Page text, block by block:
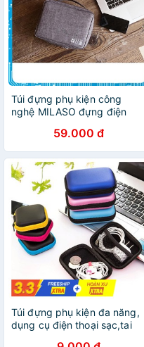
Túi đựng phụ kiện công
nghệ MILASO đựng điện
dự phòng và đồ cá nhân đa
năng TA-001186
59.000 đ
Túi đựng phụ kiện đa năng,
dụng cụ điện thoại sạc,tai